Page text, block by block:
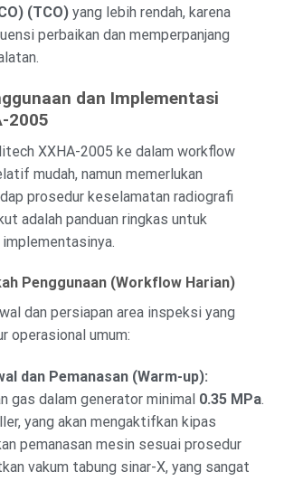
(TCO) yang lebih rendah, karena
perbaikan dan memperpanjang
dan Implementasi
2005
XXHA-2005 ke dalam workflow
mudah, namun memerlukan
prosedur keselamatan radiografi
adalah panduan ringkas untuk
implementasinya.
Penggunaan (Workflow Harian)
dan persiapan area inspeksi yang
operasional umum:
dan Pemanasan (Warm-up):
gas dalam generator minimal 0.35 MPa.
yang akan mengaktifkan kipas
pemanasan mesin sesuai prosedur
vakum tabung sinar-X, yang sangat